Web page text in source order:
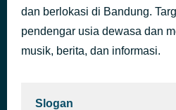
dan berlokasi di Bandung.
pendengar usia dewasa dan
musik, berita, dan informasi.
Slogan